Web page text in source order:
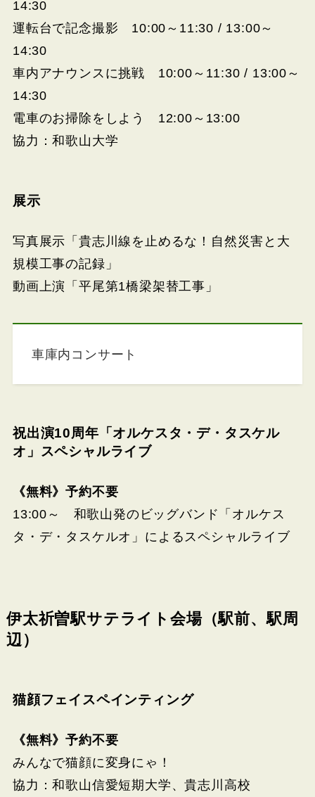
14:30
運転台で記念撮影 10:00～11:30 / 13:00～
14:30
車内アナウンスに挑戦 10:00～11:30 / 13:00～
14:30
電車のお掃除をしよう 12:00～13:00
協力：和歌山大学
展示
写真展示「貴志川線を止めるな！自然災害と大
規模工事の記録」
動画上演「平尾第1橋梁架替工事」
車庫内コンサート
祝出演10周年「オルケスタ・デ・タスケル
オ」スペシャルライブ
《無料》予約不要
13:00～ 和歌山発のビッグバンド「オルケス
タ・デ・タスケルオ」によるスペシャルライブ
伊太祈曽駅サテライト会場（駅前、駅周
辺）
猫顔フェイスペインティング
《無料》予約不要
みんなで猫顔に変身にゃ！
協力：和歌山信愛短期大学、貴志川高校